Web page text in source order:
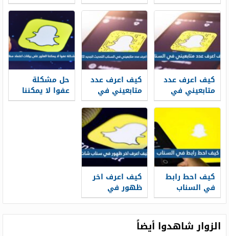
2026 بشكل
نهائي
واسترجاح
حساب محظور
2026
كيف اعرف عدد
متابعيني في
السناب شات
2025
كيف اعرف عدد
متابعيني في
السناب التحديث
الجديد 2025
حل مشكلة
عفوا لا يمكننا
العثور على
كيف احط رابط
في السناب
كيف اعرف اخر
ظهور في
سناب شات
الزوار شاهدوا أيضاً